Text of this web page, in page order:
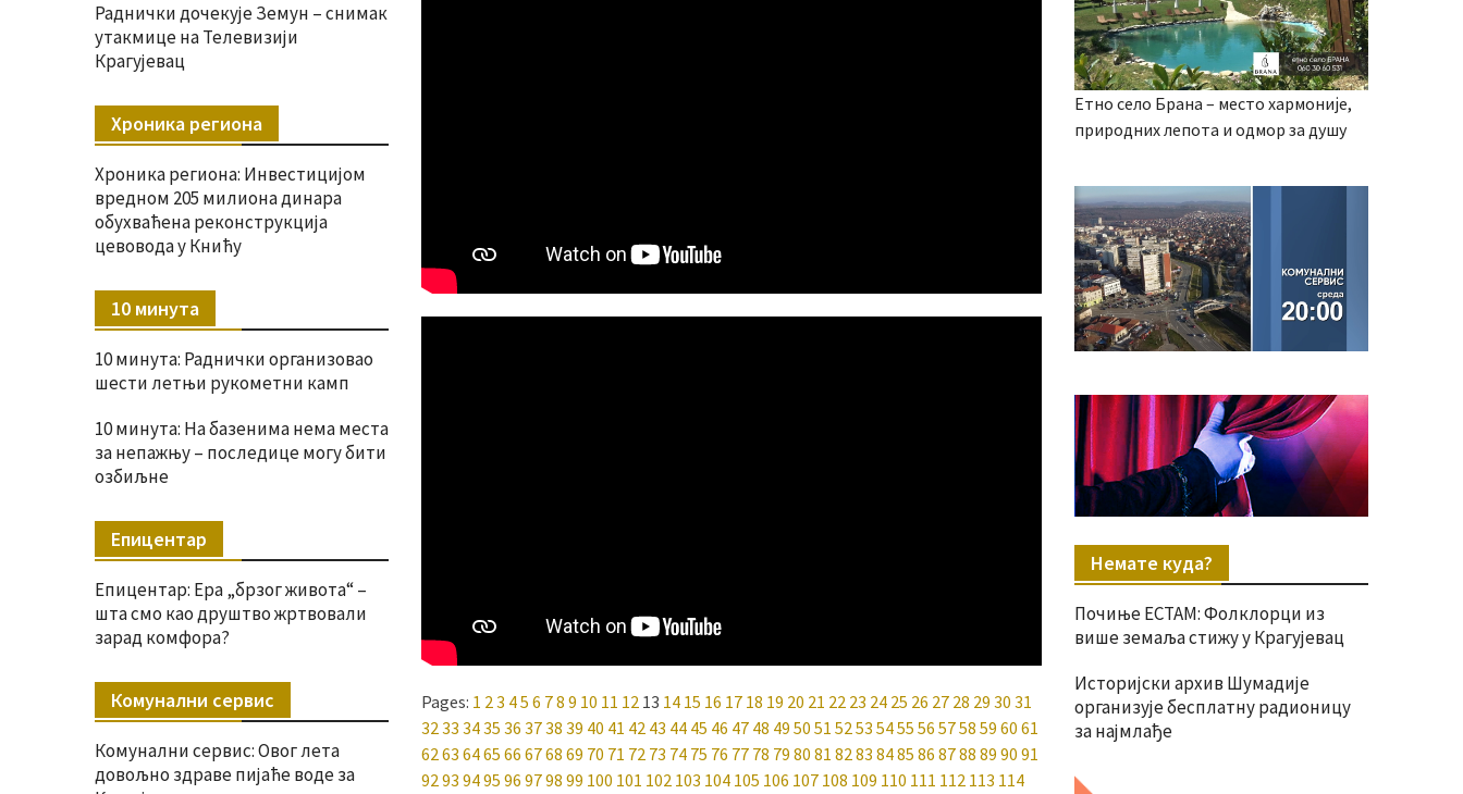
Pages: 1 23 45 6 78 9 10 11 12 13 14 15 16 17 18 19 20 21 22 23 24 25 26 27 28 29 30 31
3233 3435 36 3738 39 40 41 42 43 44 45 46 47 48 49 50 51 5253 5455 56 5758 59 60 61
6263 6465 66 6768 69 70 71 72 73 74 75 76 77 78 79 80 81 8283 8485 86 8788 89 90 91
9293 9495 96 9798 99 100 101 102 103 104 105 106 107 108 109 110 111 112 113 114
Етно село Брана – место хармоније,
природних лепота и одмор за душу
Немате куда?
Почиње ЕСТАМ: Фолклорци из
више земаља стижу у Крагујевац
Историјски архив Шумадије
организује бесплатну радионицу
за најмлађе
Раднички дочекује Земун – снимак
утакмице на Телевизији
Крагујевац
Хроника региона
Хроника региона: Инвестицијом
вредном 205 милиона динара
обухваћена реконструкција
цевовода у Книћу
10 минута
10 минута: Раднички организовао
шести летњи рукометни камп
10 минута: На базенима нема места
за непажњу – последице могу бити
озбиљне
Епицентар
Епицентар: Ера „брзог живота“ –
шта смо као друштво жртвовали
зарад комфора?
Комунални сервис
Комунални сервис: Овог лета
довољно здраве пијаће воде за